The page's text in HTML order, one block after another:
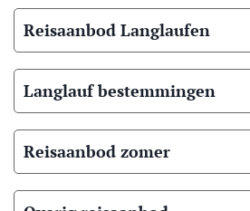
Reisaanbod Langlaufen
Langlauf bestemmingen
Reisaanbod zomer